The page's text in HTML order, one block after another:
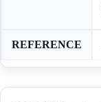
REFERENCE